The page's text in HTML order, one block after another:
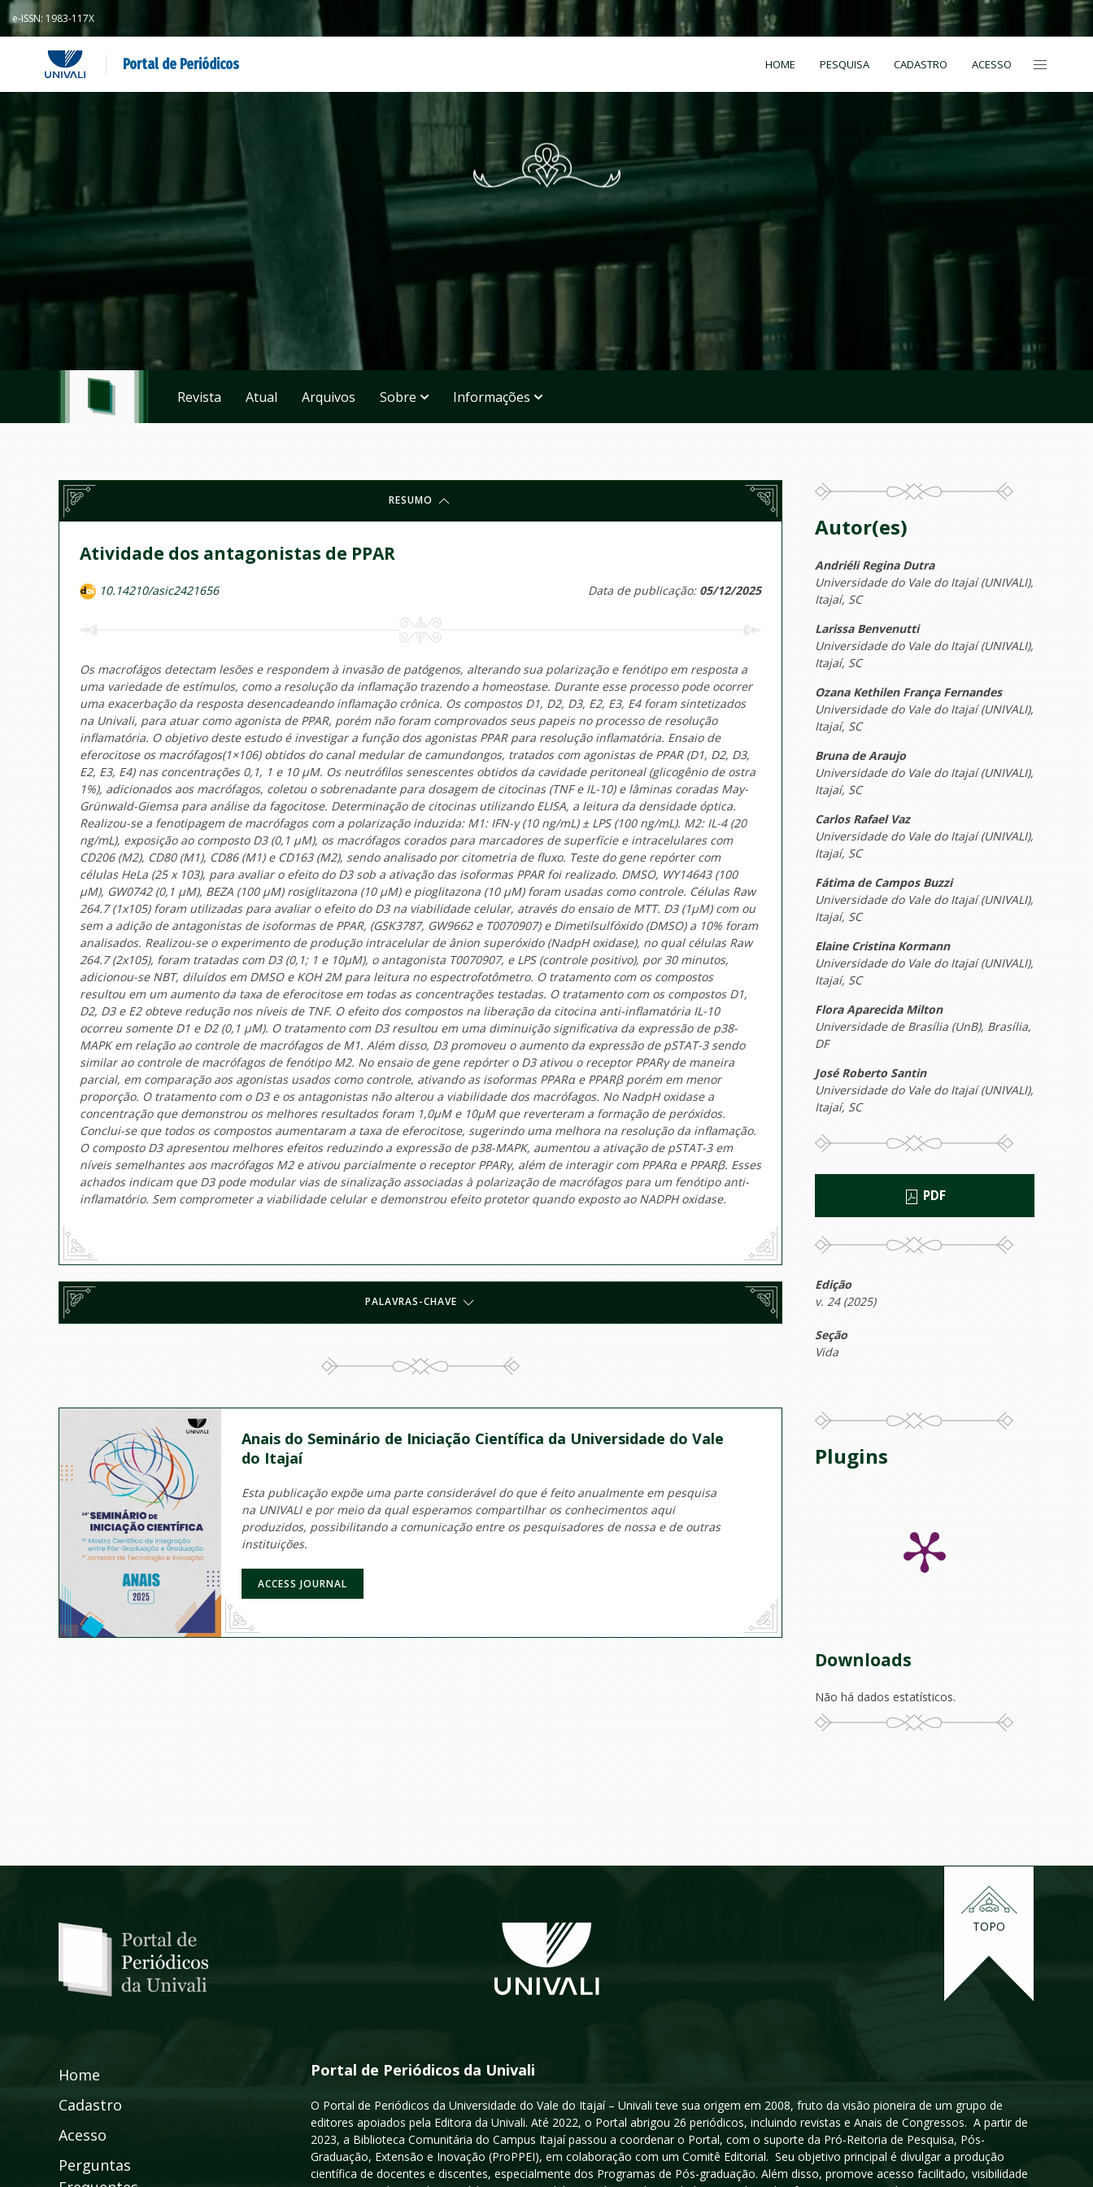
e-ISSN: 1983-117X
Portal de Periódicos HOME PESQUISA CADASTRO ACESSO
Revista Atual Arquivos Sobre Informações
RESUMO
Atividade dos antagonistas de PPAR
10.14210/asic2421656 Data de publicação: 05/12/2025
Os macrofágos detectam lesões e respondem à invasão de patógenos, alterando sua polarização e fenótipo em resposta a
uma variedade de estímulos, como a resolução da inflamação trazendo a homeostase. Durante esse processo pode ocorrer
uma exacerbação da resposta desencadeando inflamação crônica. Os compostos D1, D2, D3, E2, E3, E4 foram sintetizados
na Univali, para atuar como agonista de PPAR, porém não foram comprovados seus papeis no processo de resolução
inflamatória. O objetivo deste estudo é investigar a função dos agonistas PPAR para resolução inflamatória. Ensaio de
eferocitose os macrófagos(1×106) obtidos do canal medular de camundongos, tratados com agonistas de PPAR (D1, D2, D3,
E2, E3, E4) nas concentrações 0,1, 1 e 10 μM. Os neutrófilos senescentes obtidos da cavidade peritoneal (glicogênio de ostra
1%), adicionados aos macrófagos, coletou o sobrenadante para dosagem de citocinas (TNF e IL-10) e lâminas coradas May-
Grünwald-Giemsa para análise da fagocitose. Determinação de citocinas utilizando ELISA, a leitura da densidade óptica.
Realizou-se a fenotipagem de macrófagos com a polarização induzida: M1: IFN-γ (10 ng/mL) ± LPS (100 ng/mL). M2: IL-4 (20
ng/mL), exposição ao composto D3 (0,1 μM), os macrófagos corados para marcadores de superfície e intracelulares com
CD206 (M2), CD80 (M1), CD86 (M1) e CD163 (M2), sendo analisado por citometria de fluxo. Teste do gene repórter com
células HeLa (25 x 103), para avaliar o efeito do D3 sob a ativação das isoformas PPAR foi realizado. DMSO, WY14643 (100
μM), GW0742 (0,1 μM), BEZA (100 μM) rosiglitazona (10 μM) e pioglitazona (10 μM) foram usadas como controle. Células Raw
264.7 (1x105) foram utilizadas para avaliar o efeito do D3 na viabilidade celular, através do ensaio de MTT. D3 (1μM) com ou
sem a adição de antagonistas de isoformas de PPAR, (GSK3787, GW9662 e T0070907) e Dimetilsulfóxido (DMSO) a 10% foram
analisados. Realizou-se o experimento de produção intracelular de ânion superóxido (NadpH oxidase), no qual células Raw
264.7 (2x105), foram tratadas com D3 (0,1; 1 e 10μM), o antagonista T0070907, e LPS (controle positivo), por 30 minutos,
adicionou-se NBT, diluídos em DMSO e KOH 2M para leitura no espectrofotômetro. O tratamento com os compostos
resultou em um aumento da taxa de eferocitose em todas as concentrações testadas. O tratamento com os compostos D1,
D2, D3 e E2 obteve redução nos níveis de TNF. O efeito dos compostos na liberação da citocina anti-inflamatória IL-10
ocorreu somente D1 e D2 (0,1 µM). O tratamento com D3 resultou em uma diminuição significativa da expressão de p38-
MAPK em relação ao controle de macrófagos de M1. Além disso, D3 promoveu o aumento da expressão de pSTAT-3 sendo
similar ao controle de macrófagos de fenótipo M2. No ensaio de gene repórter o D3 ativou o receptor PPARγ de maneira
parcial, em comparação aos agonistas usados como controle, ativando as isoformas PPARα e PPARβ porém em menor
proporção. O tratamento com o D3 e os antagonistas não alterou a viabilidade dos macrófagos. No NadpH oxidase a
concentração que demonstrou os melhores resultados foram 1,0μM e 10μM que reverteram a formação de peróxidos.
Conclui-se que todos os compostos aumentaram a taxa de eferocitose, sugerindo uma melhora na resolução da inflamação.
O composto D3 apresentou melhores efeitos reduzindo a expressão de p38-MAPK, aumentou a ativação de pSTAT-3 em
níveis semelhantes aos macrófagos M2 e ativou parcialmente o receptor PPARγ, além de interagir com PPARα e PPARβ. Esses
achados indicam que D3 pode modular vias de sinalização associadas à polarização de macrófagos para um fenótipo anti-
inflamatório. Sem comprometer a viabilidade celular e demonstrou efeito protetor quando exposto ao NADPH oxidase.
PALAVRAS-CHAVE
Anais do Seminário de Iniciação Científica da Universidade do Vale
do Itajaí
Esta publicação expõe uma parte considerável do que é feito anualmente em pesquisa
na UNIVALI e por meio da qual esperamos compartilhar os conhecimentos aqui
produzidos, possibilitando a comunicação entre os pesquisadores de nossa e de outras
instituições.
ACCESS JOURNAL
Autor(es)
Andriéli Regina Dutra
Universidade do Vale do Itajaí (UNIVALI),
Itajaí, SC
Larissa Benvenutti
Universidade do Vale do Itajaí (UNIVALI),
Itajaí, SC
Ozana Kethilen França Fernandes
Universidade do Vale do Itajaí (UNIVALI),
Itajaí, SC
Bruna de Araujo
Universidade do Vale do Itajaí (UNIVALI),
Itajaí, SC
Carlos Rafael Vaz
Universidade do Vale do Itajaí (UNIVALI),
Itajaí, SC
Fátima de Campos Buzzi
Universidade do Vale do Itajaí (UNIVALI),
Itajaí, SC
Elaine Cristina Kormann
Universidade do Vale do Itajaí (UNIVALI),
Itajaí, SC
Flora Aparecida Milton
Universidade de Brasília (UnB), Brasília,
DF
José Roberto Santin
Universidade do Vale do Itajaí (UNIVALI),
Itajaí, SC
PDF
Edição
v. 24 (2025)
Seção
Vida
Plugins
Downloads
Não há dados estatísticos.
TOPO
Home
Cadastro
Acesso
Perguntas
Portal de Periódicos da Univali
O Portal de Periódicos da Universidade do Vale do Itajaí – Univali teve sua origem em 2008, fruto da visão pioneira de um grupo de
editores apoiados pela Editora da Univali. Até 2022, o Portal abrigou 26 periódicos, incluindo revistas e Anais de Congressos. A partir de
2023, a Biblioteca Comunitária do Campus Itajaí passou a coordenar o Portal, com o suporte da Pró-Reitoria de Pesquisa, Pós-
Graduação, Extensão e Inovação (ProPPEI), em colaboração com um Comitê Editorial. Seu objetivo principal é divulgar a produção
científica de docentes e discentes, especialmente dos Programas de Pós-graduação. Além disso, promove acesso facilitado, visibilidade